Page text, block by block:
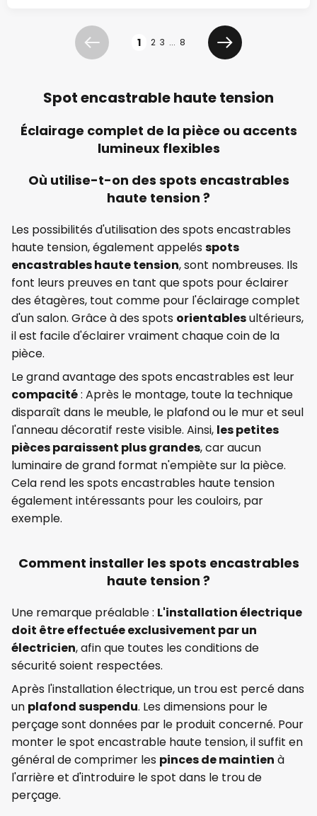
Précédent 1 2 3 ... 8
Suivant
Spot encastrable haute tension
Éclairage complet de la pièce ou accents
lumineux flexibles
Où utilise-t-on des spots encastrables
haute tension ?
Les possibilités d'utilisation des spots encastrables
haute tension, également appelésspots
encastrables haute tension, sont nombreuses. Ils
font leurs preuves en tant que spots pour éclairer
des étagères, tout comme pour l'éclairage complet
d'un salon. Grâce à des spots orientablesultérieurs,
il est facile d'éclairer vraiment chaque coin de la
pièce.
Le grand avantage des spots encastrables est leur
compacité: Après le montage, toute la technique
disparaît dans le meuble, le plafond ou le mur et seul
l'anneau décoratif reste visible. Ainsi, les petites
pièces paraissent plus grandes, car aucun
luminaire de grand format n'empiète sur la pièce.
Cela rend les spots encastrables haute tension
également intéressants pour les couloirs, par
exemple.
Comment installer les spots encastrables
haute tension ?
Une remarque préalable : L'installation électrique
doit être effectuée exclusivement par un
électricien, afin que toutes les conditions de
sécurité soient respectées.
Après l'installation électrique, un trou est percé dans
un plafond suspendu. Les dimensions pour le
perçage sont données par le produit concerné. Pour
monter le spot encastrable haute tension, il suffit en
général de comprimer les pinces de maintien à
l'arrière et d'introduire le spot dans le trou de
perçage.